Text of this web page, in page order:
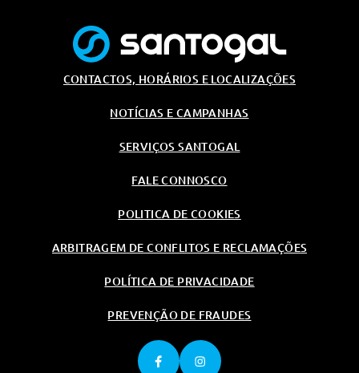
CONTACTOS, HORÁRIOS E LOCALIZAÇÕES
NOTÍCIAS E CAMPANHAS
SERVIÇOS SANTOGAL
FALE CONNOSCO
POLITICA DE COOKIES
ARBITRAGEM DE CONFLITOS E RECLAMAÇÕES
POLÍTICA DE PRIVACIDADE
PREVENÇÃO DE FRAUDES